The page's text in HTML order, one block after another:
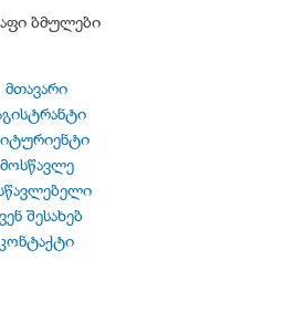
ბმულები
მთავარი
მოსწავლე
შესახებ
კონტაქტი